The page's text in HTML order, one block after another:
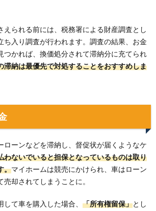
えられる前には、税務署による財産調査とし
ち入り調査が行われます。調査の結果、お金
つかれば、換価処分されて滞納分に充てられ
滞納は最優先で対処することをおすすめしま
ローンなどを滞納し、督促状が届くようなケ
わないでいると担保となっているものは取り
。マイホームは競売にかけられ、車はローン
却されてしまうことに。
て車を購入した場合、 「所有権留保」とし